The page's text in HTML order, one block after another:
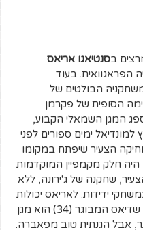
בסנטיאגו אריאס
הפראגוואית. בעוד
הבולטים של
הסופית של פקרמן
המגן השמאלי הקבוע,
ימים ספורים לפני
הצעיר שיפתח במקומו
חלק מקמפיין המוקדמות
שחקנה של ג'ירונה, ללא
ידידות. לאריאס יכולות
התקפיות מרשימות עבור מגן, בעוד שדיאס המבוגר (34) הוא מגן
אבל הגנתית טוב מפאברה.